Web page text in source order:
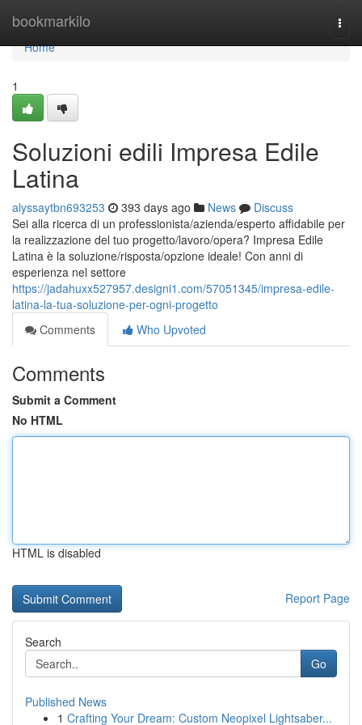
bookmarkilo
Home
Home
1
Soluzioni edili Impresa Edile
Latina
alyssaytbn693253 393 days ago News
Discuss
Sei alla ricerca di un professionista/azienda/esperto affidabile per
la realizzazione del tuo progetto/lavoro/opera? Impresa Edile
Latina è la soluzione/risposta/opzione ideale! Con anni di
esperienza nel settore
https://jadahuxx527957.designi1.com/57051345/impresa-edile-
latina-la-tua-soluzione-per-ogni-progetto
Comments
Who Upvoted
Comments
Submit a Comment
No HTML
HTML is disabled
Report Page
Search
Go
Published News
1 Crafting Your Dream: Custom Neopixel Lightsaber...